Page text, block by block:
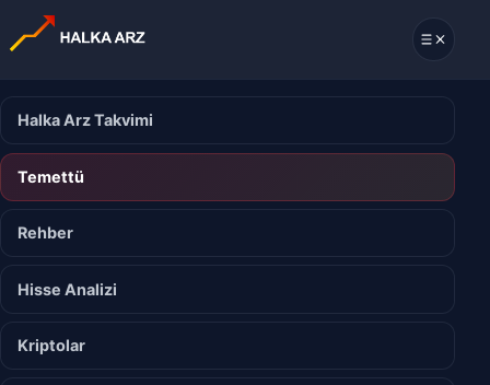
Halka Arz Takvimi
Temettü
Rehber
Hisse Analizi
Kriptolar